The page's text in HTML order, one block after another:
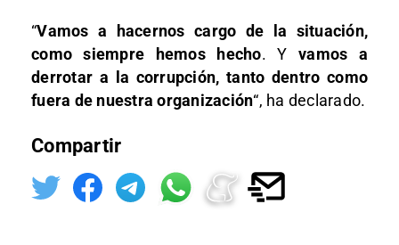
“Vamos a hacernos cargo de la situación,
como siempre hemos hecho. Yvamos a
derrotar a la corrupción, tanto dentro como
fuera de nuestra organización“, ha declarado.
Compartir